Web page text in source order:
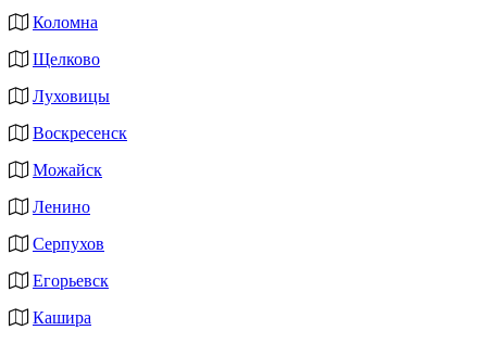
Коломна
Щелково
Луховицы
Воскресенск
Можайск
Ленино
Серпухов
Егорьевск
Кашира